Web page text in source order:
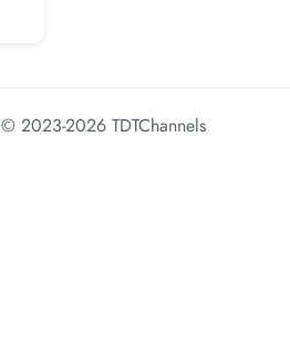
© 2023-2026 TDTChannels